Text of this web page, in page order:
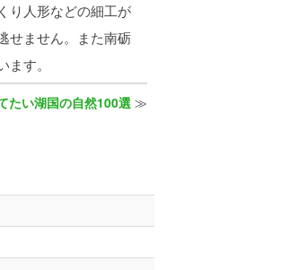
り人形などの細工が
せません。また南砺
す。
たい湖国の自然100選≫